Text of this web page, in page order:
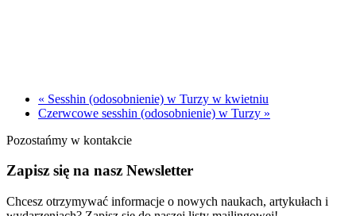
« Sesshin (odosobnienie) w Turzy w kwietniu
Czerwcowe sesshin (odosobnienie) w Turzy »
Pozostańmy w kontakcie
Zapisz się na nasz Newsletter
Chcesz otrzymywać informacje o nowych naukach, artykułach i